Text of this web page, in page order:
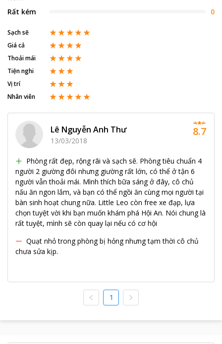
Rất kém
0
Sạch sẽ
Giá cả
Thoải mái
Tiện nghi
Vị trí
Nhân viên
Lê Nguyễn Anh Thư
13/03/2018
Phòng rất đẹp, rộng rãi và sạch sẽ. Phòng tiêu chuẩn 4
người 2 giường đôi nhưng giường rất lớn, có thể ở tận 6
người vẫn thoải mái. Mình thích bữa sáng ở đây, cô chủ
nấu ăn ngon lắm, và bạn có thể ngồi ăn cùng mọi người tại
bàn sinh hoạt chung nữa. Little Leo còn free xe đạp, lựa
chọn tuyệt vời khi bạn muốn khám phá Hội An. Nói chung là
rất tuyệt, mình sẽ còn quay lại nếu có cơ hội
Quạt nhỏ trong phòng bị hỏng nhưng tạm thời cô chủ
chưa sửa kịp.
8.7
1